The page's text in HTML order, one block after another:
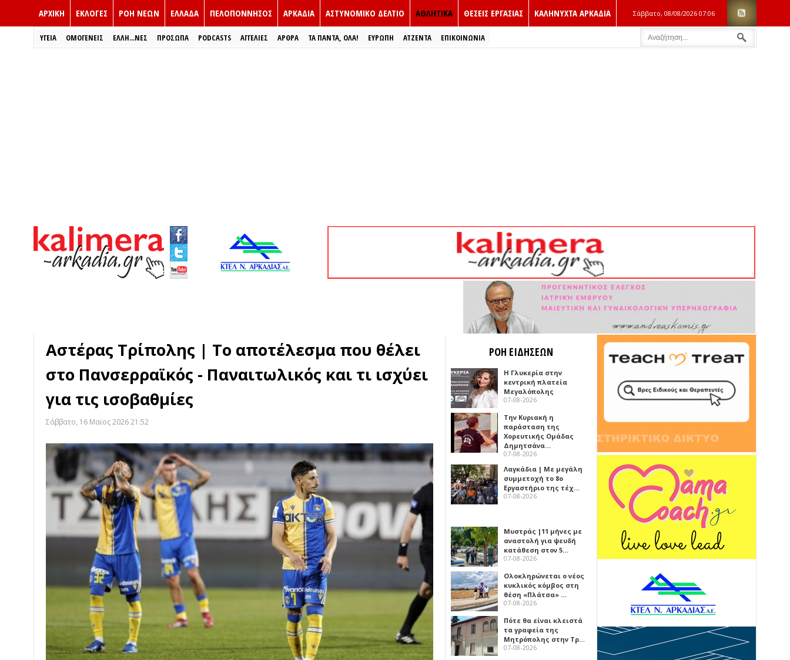
ΑΡΧΙΚΗ ΕΚΛΟΓΈΣ ΡΟΗ ΝΕΩΝ ΕΛΛΑΔΑ ΠΕΛΟΠΟΝΝΗΣΟΣ ΑΡΚΑΔΙΑ ΑΣΤΥΝΟΜΙΚΟ ΔΕΛΤΙΟ ΑΘΛΗΤΙΚΑ ΘΕΣΕΙΣ ΕΡΓΑΣΙΑΣ ΚΑΛΗΝΥΧΤΑ ΑΡΚΑΔΙΑ Σάββατο, 08/08/2026 07:06
ΥΓΕΙΑ ΟΜΟΓΕΝΕΙΣ ΈΛΛΗ...ΝΕΣ ΠΡΌΣΩΠΑ PODCASTS ΑΓΓΕΛΙΕΣ ΑΡΘΡΑ ΤΑ ΠΑΝΤΑ, ΟΛΑ! ΕΥΡΏΠΗ ΑΤΖΕΝΤΑ ΕΠΙΚΟΙΝΩΝΙΑ
Αστέρας Τρίπολης | Το αποτέλεσμα που θέλει
στο Πανσερραϊκός - Παναιτωλικός και τι ισχύει
για τις ισοβαθμίες
Σάββατο, 16 Μαϊος 2026 21:52
ΡΟΗ ΕΙΔΗΣΕΩΝ
Η Γλυκερία στην
κεντρική πλατεία
Μεγαλόπολης
07-08-2026
Την Κυριακή η
παράσταση της
Χορευτικής Ομάδας
Δημητσάνα…
07-08-2026
Λαγκάδια | Με μεγάλη
συμμετοχή το 8ο
Εργαστήριο της τέχ…
07-08-2026
Μυστράς |11 μήνες με
αναστολή για ψευδή
κατάθεση στον 5…
07-08-2026
Ολοκληρώνεται ο νέος
κυκλικός κόμβος στη
θέση «Πλάτσα» …
07-08-2026
Πότε θα είναι κλειστά
τα γραφεία της
Μητρόπολης στην Τρ…
07-08-2026